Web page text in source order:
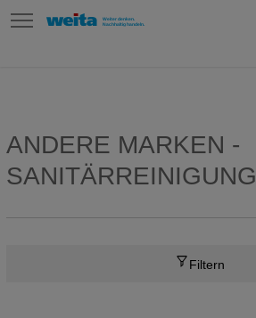
ANDERE MARKEN -
SANITÄRREINIGUNG
Filtern